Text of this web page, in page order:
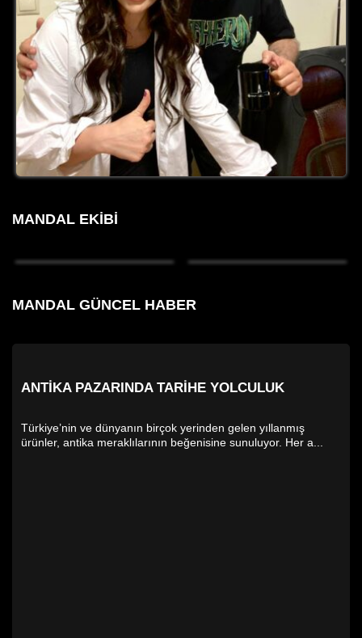
MANDAL EKIBI
MANDAL GÜNCEL HABER
ANTIKA PAZARINDA TARIHE YOLCULUK
Türkiye’nin ve dünyanın birçok yerinden gelen yıllanmış
ürünler, antika meraklılarının beğenisine sunuluyor. Her a...